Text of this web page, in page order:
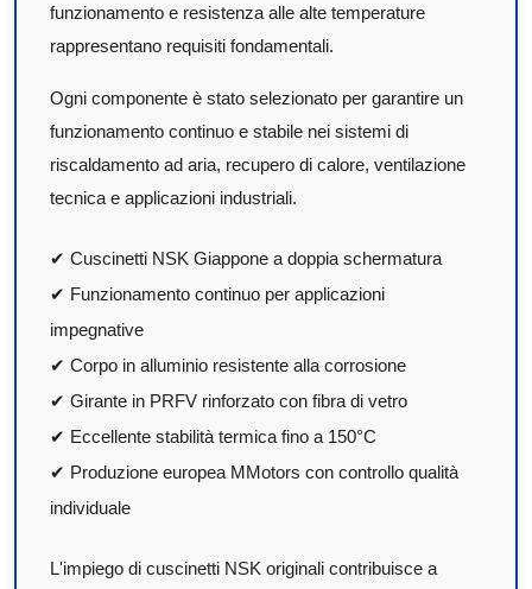
funzionamento e resistenza alle alte temperature
rappresentano requisiti fondamentali.
Ogni componente è stato selezionato per garantire un
funzionamento continuo e stabile nei sistemi di
riscaldamento ad aria, recupero di calore, ventilazione
tecnica e applicazioni industriali.
✔ Cuscinetti NSK Giappone a doppia schermatura
✔ Funzionamento continuo per applicazioni
impegnative
✔ Corpo in alluminio resistente alla corrosione
✔ Girante in PRFV rinforzato con fibra di vetro
✔ Eccellente stabilità termica fino a 150°C
✔ Produzione europea MMotors con controllo qualità
individuale
L'impiego di cuscinetti NSK originali contribuisce a